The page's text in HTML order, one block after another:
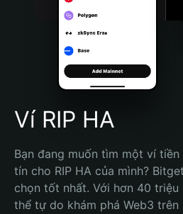
Português (Brasil)
Español (Argentina)
Ví RIP HA
Bạn đang muốn tìm một ví
tín cho RIP HA của mình?
chọn tốt nhất. Với hơn 40
thể tự do khám phá Web3 trên